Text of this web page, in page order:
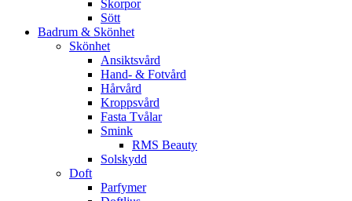
Skorpor
Sött
Badrum & Skönhet
Skönhet
Ansiktsvård
Hand- & Fotvård
Hårvård
Kroppsvård
Fasta Tvålar
Smink
RMS Beauty
Solskydd
Doft
Parfymer